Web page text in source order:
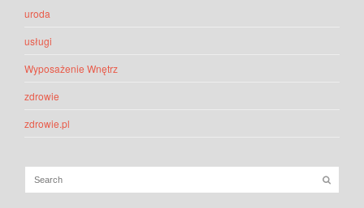
uroda
usługi
Wyposażenie Wnętrz
zdrowie
zdrowie.pl